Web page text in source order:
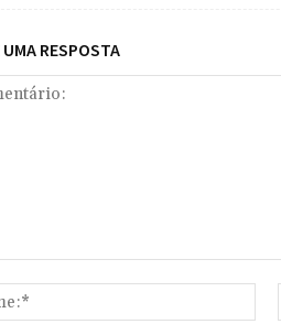
UMA RESPOSTA